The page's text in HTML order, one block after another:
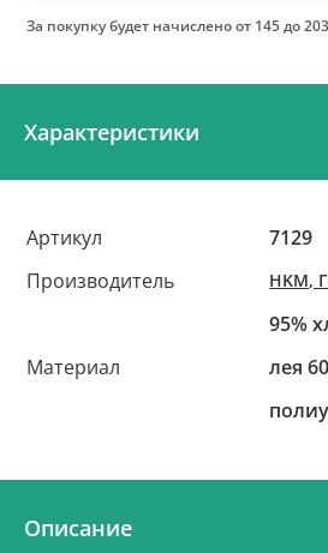
За покупку будет начисленоот 145 до
Характеристики
Артикул
7129
Производитель
HKM,
Материал
95%
лея
Описание